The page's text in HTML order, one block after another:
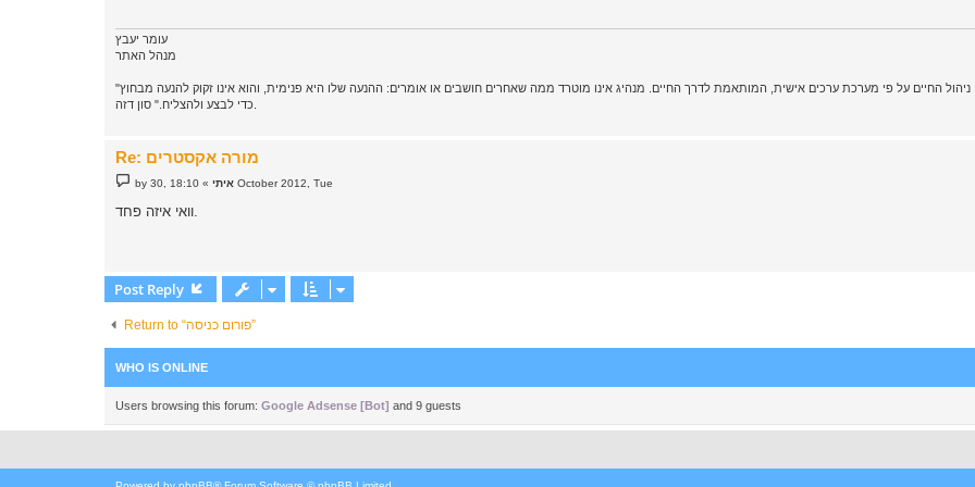
עומר יעבץ
מנהל האתר
"מנהיגות, פירושה קודם כל, ניהול החיים על פי מערכת ערכים אישית, המותאמת לדרך החיים. מנהיג אינו מוטרד ממה שאחרים חושבים או אומרים: ההנעה שלו היא פנימית, והוא אינו זקוק להנעה מבחוץ
Re: מורה אקסטרים
P
o
t
by איתי» 18:10 ,30 October 2012, Tue
Post Reply
Return to “פורום כניסה”
WHO IS ONLINE
Users browsing this forum: Google Adsense [Bot] and 9 guests